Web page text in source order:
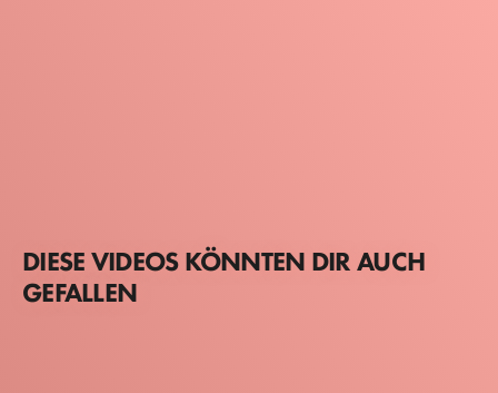
DIESE VIDEOS KÖNNTEN DIR AUCH
GEFALLEN